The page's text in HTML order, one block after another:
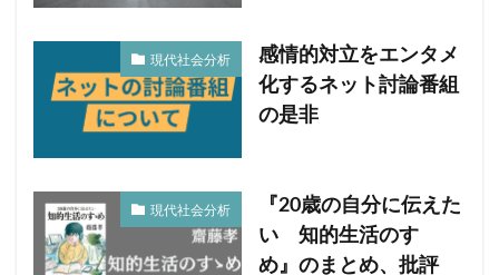
現代社会分析
感情的対立をエンタメ
化するネット討論番組
の是非
現代社会分析
『20歳の自分に伝えた
い 知的生活のすゝ
め』のまとめ、批評